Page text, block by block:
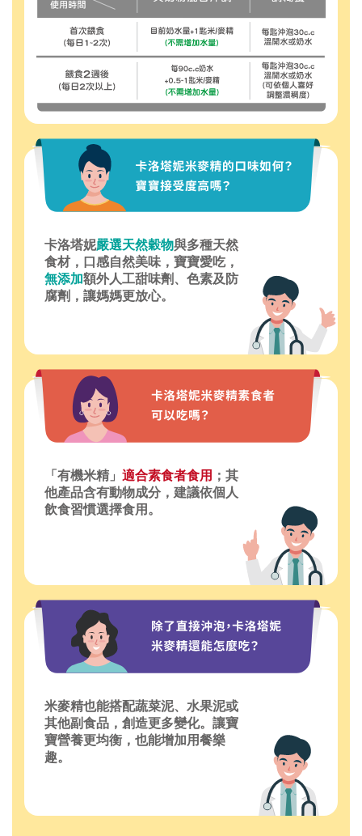
卡洛塔妮嚴選天然穀物與多種天然
食材，口感自然美味，寶寶愛吃，
無添加額外人工甜味劑、色素及防
腐劑，讓媽媽更放心。
「有機米精」 適合素食者食用 ；其
他產品含有動物成分，建議依個人
飲食習慣選擇食用。
米麥精也能搭配蔬菜泥、水果泥或
其他副食品，創造更多變化。讓寶
寶營養更均衡，也能增加用餐樂
趣。